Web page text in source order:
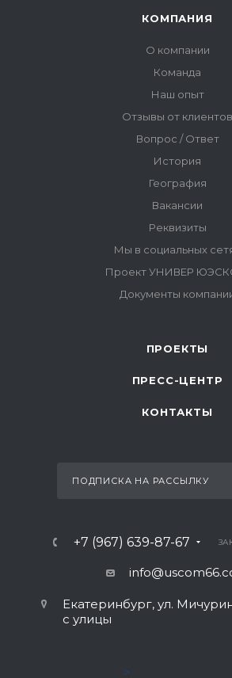
ПРОЕКТЫ
ПРЕСС-ЦЕНТР
КОНТАКТЫ
ПОДПИСКА НА РАССЫЛКУ
+7 (967) 639-87-67
Екатеринбург, ул.
с улицы
>